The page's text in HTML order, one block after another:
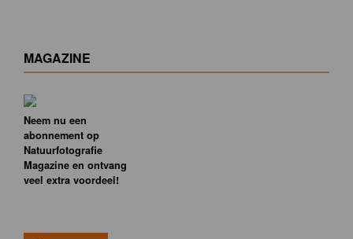
MAGAZINE
Neem nu een
abonnement op
Natuurfotografie
Magazine en ontvang
veel extra voordeel!